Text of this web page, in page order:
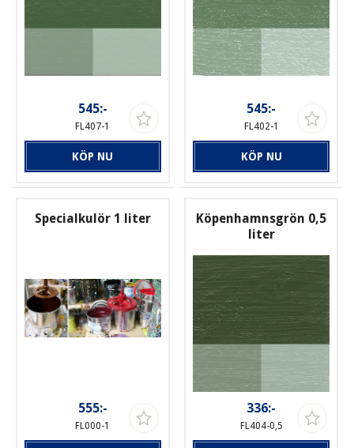
545:-
FL407-1
KÖP NU
545:-
FL402-1
KÖP NU
Specialkulör 1 liter
555:-
FL000-1
Köpenhamnsgrön 0,5
liter
336:-
FL404-0,5